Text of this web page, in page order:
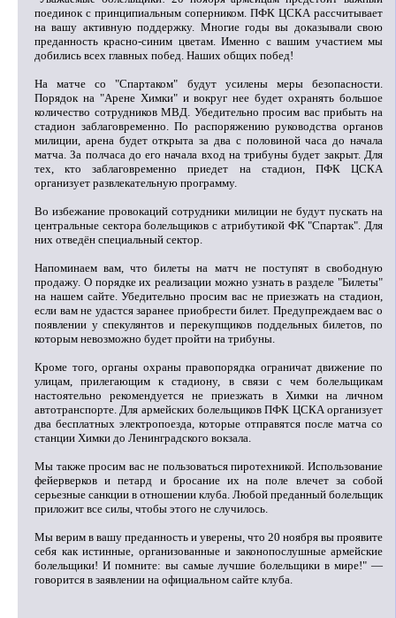
поединок с принципиальным соперником. ПФК ЦСКА рассчитывает
на вашу активную поддержку. Многие годы вы доказывали свою
преданность красно-синим цветам. Именно с вашим участием мы
добились всех главных побед. Наших общих побед!
На матче со "Спартаком" будут усилены меры безопасности.
Порядок на "Арене Химки" и вокруг нее будет охранять большое
количество сотрудников МВД. Убедительно просим вас прибыть на
стадион заблаговременно. По распоряжению руководства органов
милиции, арена будет открыта за два с половиной часа до начала
матча. За полчаса до его начала вход на трибуны будет закрыт. Для
тех, кто заблаговременно приедет на стадион, ПФК ЦСКА
организует развлекательную программу.
Во избежание провокаций сотрудники милиции не будут пускать на
центральные сектора болельщиков с атрибутикой ФК "Спартак". Для
них отведён специальный сектор.
Напоминаем вам, что билеты на матч не поступят в свободную
продажу. О порядке их реализации можно узнать в разделе "Билеты"
на нашем сайте. Убедительно просим вас не приезжать на стадион,
если вам не удастся заранее приобрести билет. Предупреждаем вас о
появлении у спекулянтов и перекупщиков поддельных билетов, по
которым невозможно будет пройти на трибуны.
Кроме того, органы охраны правопорядка ограничат движение по
улицам, прилегающим к стадиону, в связи с чем болельщикам
настоятельно рекомендуется не приезжать в Химки на личном
автотранспорте. Для армейских болельщиков ПФК ЦСКА организует
два бесплатных электропоезда, которые отправятся после матча со
станции Химки до Ленинградского вокзала.
Мы также просим вас не пользоваться пиротехникой. Использование
фейерверков и петард и бросание их на поле влечет за собой
серьезные санкции в отношении клуба. Любой преданный болельщик
приложит все силы, чтобы этого не случилось.
Мы верим в вашу преданность и уверены, что 20 ноября вы проявите
себя как истинные, организованные и законопослушные армейские
болельщики! И помните: вы самые лучшие болельщики в мире!" —
говорится в заявлении на официальном сайте клуба.